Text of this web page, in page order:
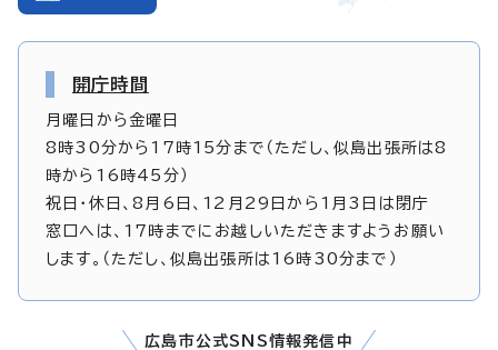
開庁時間
月曜日から金曜日
8時30分から17時15分まで（ただし、似島出張所は8
時から16時45分）
祝日・休日、8月6日、12月29日から1月3日は閉庁
窓口へは、17時までにお越しいただきますようお願い
します。（ただし、似島出張所は16時30分まで）
広島市公式SNS情報発信中